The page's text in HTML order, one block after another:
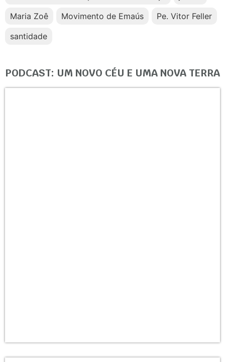
Maria Zoê
Movimento de Emaús
Pe. Vitor Feller
santidade
PODCAST: UM NOVO CÉU E UMA NOVA TERRA